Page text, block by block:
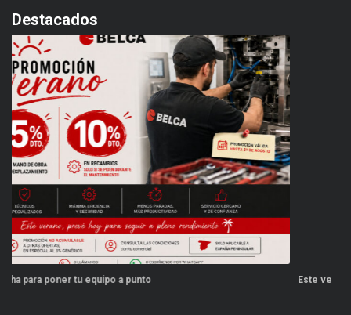
Destacados
Este verano, tus repuestos tienen ventajas